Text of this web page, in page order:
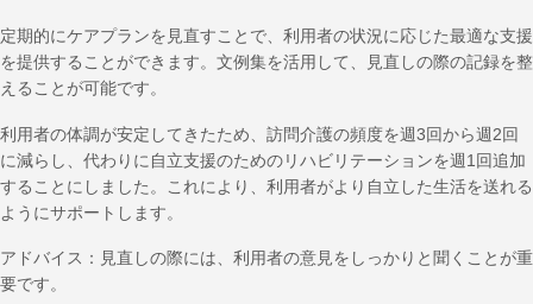
定期的にケアプランを見直すことで、利用者の状況に応じた最適な支援
を提供することができます。文例集を活用して、見直しの際の記録を整
えることが可能です。
利用者の体調が安定してきたため、訪問介護の頻度を週3回から週2回
に減らし、代わりに自立支援のためのリハビリテーションを週1回追加
することにしました。これにより、利用者がより自立した生活を送れる
ようにサポートします。
アドバイス：見直しの際には、利用者の意見をしっかりと聞くことが重
要です。